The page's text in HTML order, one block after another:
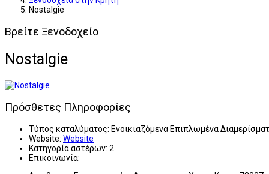
Nostalgie
Βρείτε Ξενοδοχείο
Nostalgie
Πρόσθετες Πληροφορίες
Τύπος καταλύματος: Ενοικιαζόμενα Επιπλωμένα
Website: Website
Κατηγορία αστέρων: 2
Επικοινωνία: